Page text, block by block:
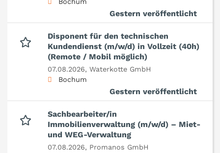
Bochum
Gestern veröffentlicht
Disponent für den technischen
Kundendienst (m/w/d) in Vollzeit (40h)
(Remote / Mobil möglich)
07.08.2026, Waterkotte GmbH
Bochum
Gestern veröffentlicht
Sachbearbeiter/in
Immobilienverwaltung (m/w/d) – Miet-
und WEG-Verwaltung
07.08.2026, Promanos GmbH